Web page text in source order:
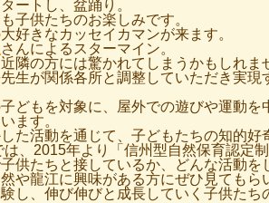
ートし、盆踊り。
子供たちのお楽しみです。
好きなカッセイカマンが来ます。
さんによるスターマイン。
隣の方には驚かれてしまうかもしれま
生が関係各所と調整していただき実現
どもを対象に、屋外での遊びや運動
ます。
た活動を通じて、子どもたちの知的
、2015年より「信州型自然保育認定
供たちと接しているか、どんな活動を
や龍江に興味がある方にぜひ見てもら
し、伸び伸びと成長していく子供たち